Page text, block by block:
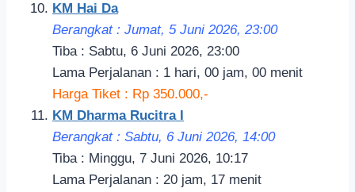
KM Hai Da
Berangkat : Jumat, 5 Juni 2026, 23:00
Tiba : Sabtu, 6 Juni 2026, 23:00
Lama Perjalanan : 1 hari, 00 jam, 00 menit
Harga Tiket : Rp 350.000,-
KM Dharma Rucitra I
Berangkat : Sabtu, 6 Juni 2026, 14:00
Tiba : Minggu, 7 Juni 2026, 10:17
Lama Perjalanan : 20 jam, 17 menit